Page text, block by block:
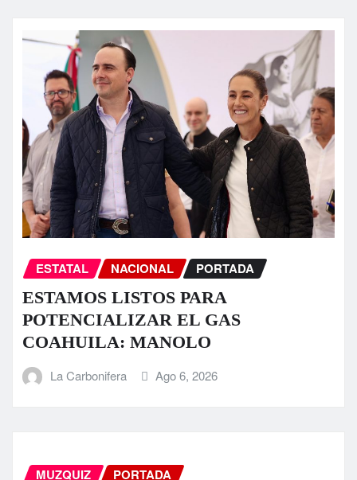
ESTATAL NACIONAL PORTADA
ESTAMOS LISTOS PARA
POTENCIALIZAR EL GAS
COAHUILA: MANOLO
La Carbonifera Ago 6, 2026
MUZQUIZ PORTADA